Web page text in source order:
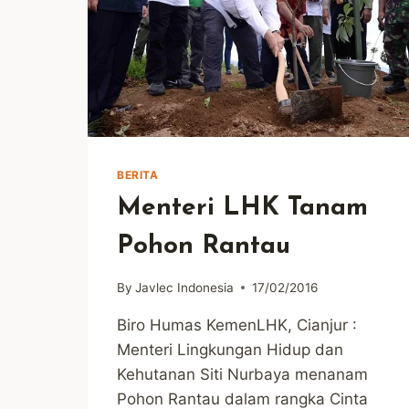
BERITA
Menteri LHK Tanam
Pohon Rantau
By Javlec Indonesia 17/02/2016
Biro Humas KemenLHK, Cianjur :
Menteri Lingkungan Hidup dan
Kehutanan Siti Nurbaya menanam
Pohon Rantau dalam rangka Cinta